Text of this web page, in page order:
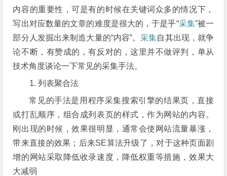
内容的重要性，可是有的时候在关键词众多的情况下，
写出对应数量的文章的难度是很大的，于是乎“采集”被一
部分人发掘出来制造大量的“内容”。采集自其出现，就争
论不断， 有赞成的，有反对的，这里并不做评判，单从
技术角度谈论一下常见的采集手法。
列表聚合法
常见的手法是用程序采集搜索引擎的结果页，直接
或打乱顺序，组合成列表页的样式，作为网站的内容。
刚出现的时候，效果很明显，通常会使网站流量暴涨，
带来直接的效果；后来SE算法升级了，对于这种页面剧
增的网站采取降低收录速度，降低权重等措施，效果大
大减弱